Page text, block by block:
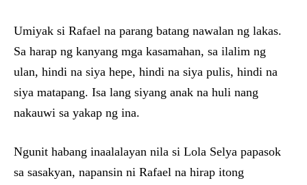
Umiyak si Rafael na parang batang nawalan ng lakas.
Sa harap ng kanyang mga kasamahan, sa ilalim ng
ulan, hindi na siya hepe, hindi na siya pulis, hindi na
siya matapang. Isa lang siyang anak na huli nang
nakauwi sa yakap ng ina.
Ngunit habang inaalalayan nila si Lola Selya papasok
sa sasakyan, napansin ni Rafael na hirap itong